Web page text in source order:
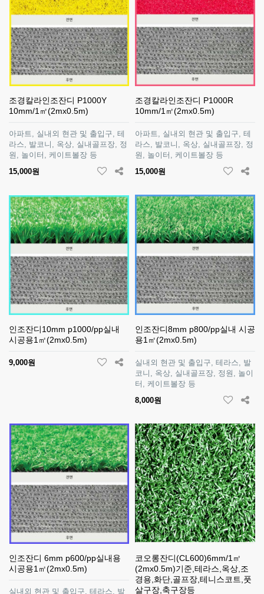
조경칼라인조잔디 P1000Y
10mm/1㎡(2mx0.5m)
아파트, 실내외 현관 및 출입구, 테
라스, 발코니, 옥상, 실내골프장, 정
원, 놀이터, 케이트볼장 등
15,000원
조경칼라인조잔디 P1000R
10mm/1㎡(2mx0.5m)
아파트, 실내외 현관 및 출입구, 테
라스, 발코니, 옥상, 실내골프장, 정
원, 놀이터, 케이트볼장 등
15,000원
인조잔디10mm p1000/pp실내
시공용1㎡(2mx0.5m)
9,000원
인조잔디8mm p800/pp실내 시공
용1㎡(2mx0.5m)
실내외 현관 및 출입구, 테라스, 발
코니, 옥상, 실내골프장, 정원, 놀이
터, 케이트볼장 등
8,000원
인조잔디 6mm p600/pp실내용
시공용1㎡(2mx0.5m)
실내외 현관 및 출입구, 테라스, 발
코오롱잔디(CL600)6mm/1㎡
(2mx0.5m)기준,테라스,옥상,조
경용,화단,골프장,테니스코트,풋
살구장,축구장등